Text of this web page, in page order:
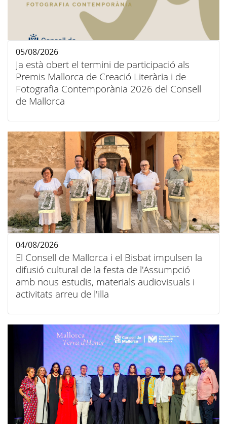
Ja està obert el termini de participació als
Premis Mallorca de Creació Literària i de
Fotografia Contemporània 2026 del Consell
de Mallorca
05/08/2026
El Consell de Mallorca i el Bisbat impulsen la
difusió cultural de la festa de l'Assumpció
amb nous estudis, materials audiovisuals i
activitats arreu de l'illa
04/08/2026